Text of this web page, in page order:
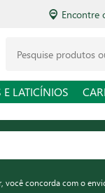
Encontre
E LATICÍNIOS
você concorda com o